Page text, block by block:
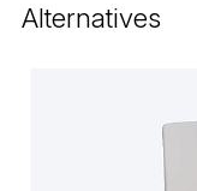
Alternatives